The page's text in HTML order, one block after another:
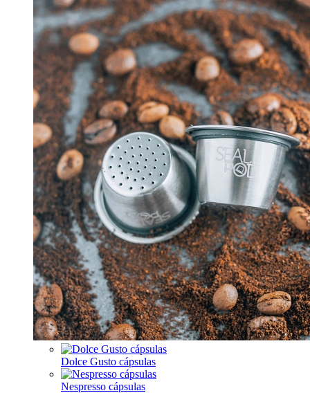
Dolce Gusto cápsulas
Nespresso cápsulas